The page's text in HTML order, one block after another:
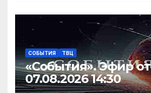
СОБЫТИЯ ТВЦ
«События». Эфир от
07.08.2026 14:30